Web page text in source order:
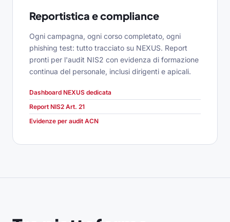
Reportistica e compliance
Ogni campagna, ogni corso completato, ogni
phishing test: tutto tracciato su NEXUS. Report
pronti per l'audit NIS2 con evidenza di formazione
continua del personale, inclusi dirigenti e apicali.
Dashboard NEXUS dedicata
Report NIS2 Art. 21
Evidenze per audit ACN